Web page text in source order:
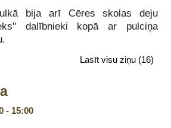
bija arī Cēres skolas deju
dalībnieki kopā ar pulciņa
Lasīt visu ziņu (16)
- 15:00